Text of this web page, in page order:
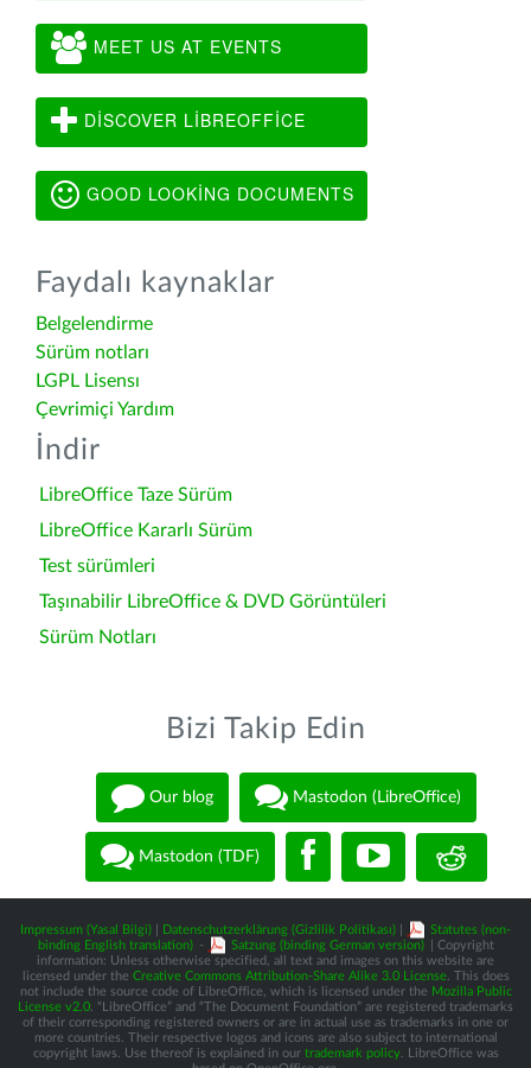
MEET US AT EVENTS
DISCOVER LIBREOFFICE
GOOD LOOKING DOCUMENTS
Faydalı kaynaklar
Belgelendirme
Sürüm notları
LGPL Lisensı
Çevrimiçi Yardım
İndir
LibreOffice Taze Sürüm
LibreOffice Kararlı Sürüm
Test sürümleri
Taşınabilir LibreOffice & DVD Görüntüleri
Sürüm Notları
Bizi Takip Edin
Our blog Mastodon (LibreOffice)
Mastodon (TDF)
Impressum (Yasal Bilgi) Datenschutzerklärung (Gizlilik Politikası)
Statutes (non-
binding English translation) - Satzung (binding German version)
| Copyright
information: Unless otherwise specified, all text and images on this website are
licensed under the Creative Commons Attribution-Share Alike 3.0 License. This does
not include the source code of LibreOffice, which is licensed under the Mozilla Public
License v2.0 . “LibreOffice” and “The Document Foundation” are registered trademarks
of their corresponding registered owners or are in actual use as trademarks in one or
more countries. Their respective logos and icons are also subject to international
copyright laws. Use thereof is explained in our trademark policy. LibreOffice was